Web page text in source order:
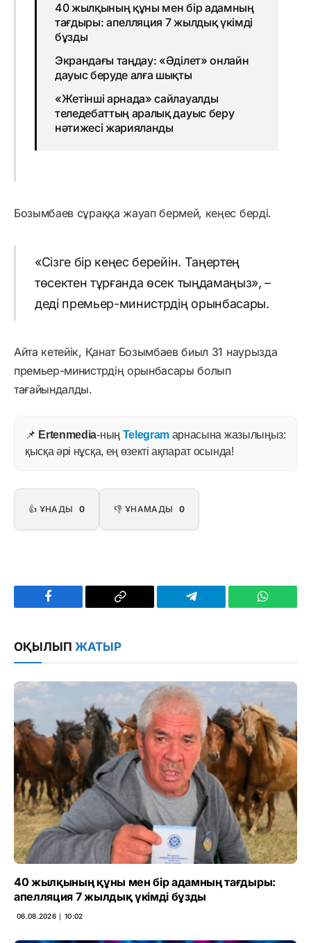
40 жылқының құны мен бір адамның
тағдыры: апелляция 7 жылдық үкімді
бұзды
Экрандағы таңдау: «Әділет» онлайн
дауыс беруде алға шықты
«Жетінші арнада» сайлауалды
теледебаттың аралық дауыс беру
нәтижесі жарияланды
Бозымбаев сұраққа жауап бермей, кеңес берді.
«Сізге бір кеңес берейін. Таңертең
төсектен тұрғанда өсек тыңдамаңыз», –
деді премьер-министрдің орынбасары.
Айта кетейік, Қанат Бозымбаев биыл 31 наурызда
премьер-министрдің орынбасары болып
тағайындалды.
📌 Ertenmedia-ның Telegram арнасына жазылыңыз:
қысқа әрі нұсқа, ең өзекті ақпарат осында!
👍 ҰНАДЫ 0 👎 ҰНАМАДЫ 0
Facebook
Copy
Telegram
ОҚЫЛЫП ЖАТЫР
40 жылқының құны мен бір адамның тағдыры:
апелляция 7 жылдық үкімді бұзды
06.08.2026 ∣ 10:02